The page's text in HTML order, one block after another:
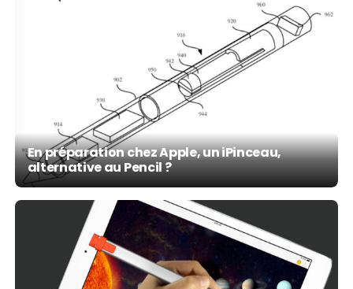
En préparation chez Apple, un iPinceau,
alternative au Pencil ?